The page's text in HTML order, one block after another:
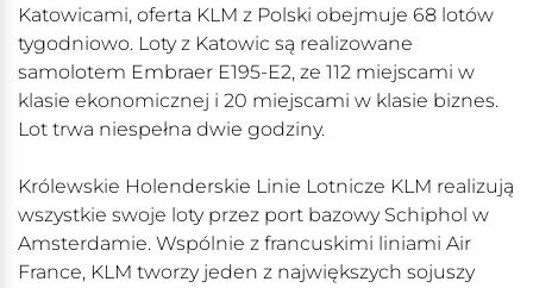
Katowicami, oferta KLM z Polski obejmuje 68 lotów
tygodniowo. Loty z Katowic są realizowane
samolotem Embraer E195-E2, ze 112 miejscami w
klasie ekonomicznej i 20 miejscami w klasie biznes.
Lot trwa niespełna dwie godziny.
Królewskie Holenderskie Linie Lotnicze KLM realizują
wszystkie swoje loty przez port bazowy Schiphol w
Amsterdamie. Wspólnie z francuskimi liniami Air
France, KLM tworzy jeden z największych sojuszy